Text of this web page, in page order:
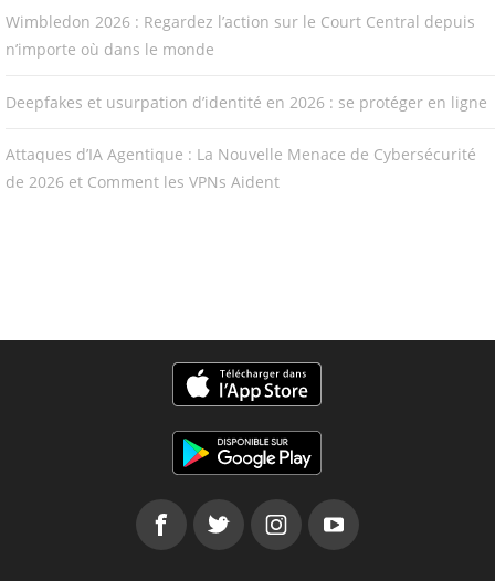
Wimbledon 2026 : Regardez l’action sur le Court Central depuis
n’importe où dans le monde
Deepfakes et usurpation d’identité en 2026 : se protéger en ligne
Attaques d’IA Agentique : La Nouvelle Menace de Cybersécurité
de 2026 et Comment les VPNs Aident